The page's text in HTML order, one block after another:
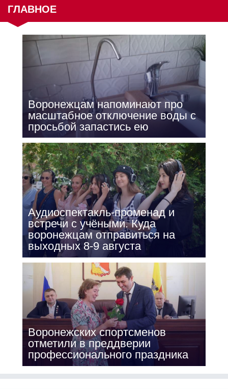
ГЛАВНОЕ
Воронежцам напоминают про
масштабное отключение воды с
просьбой запастись ею
Аудиоспектакль-променад и
встречи с учёными. Куда
воронежцам отправиться на
выходных 8-9 августа
Воронежских спортсменов
отметили в преддверии
профессионального праздника